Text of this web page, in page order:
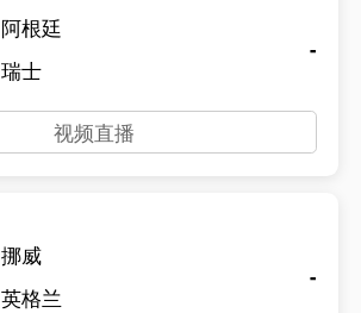
阿根廷
瑞士
-
视频直播
挪威
英格兰
-